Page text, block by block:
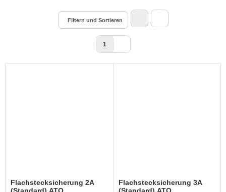
Filtern und Sortieren
1
Flachstecksicherung 2A
(Standard) ATO
Flachstecksicherung 3A
(Standard) ATO